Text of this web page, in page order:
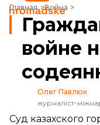
Главная Война
Гражданина
войне
Олег Павлюк
журналіст-
Суд казахского